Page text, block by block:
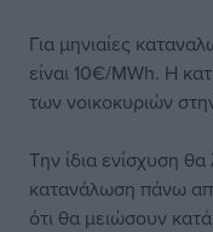
Για μηνιαίες
είναι 10€/MWh. Η
των νοικοκυριών
Την ίδια ενίσχυση
κατανάλωση πάνω
ότι θα μειώσουν